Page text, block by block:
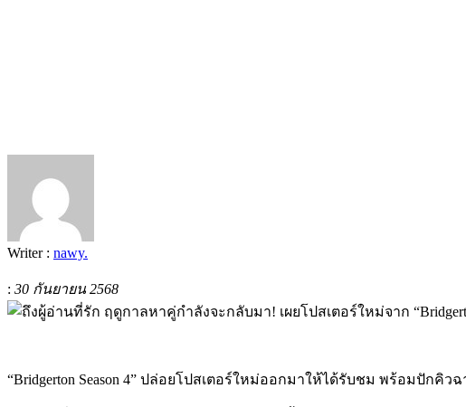
Writer : nawy.
: 30 กันยายน 2568
“Bridgerton Season 4” ปล่อยโปสเตอร์ใหม่ออกมาให้ได้รับชม พร้อมปักคิวฉ